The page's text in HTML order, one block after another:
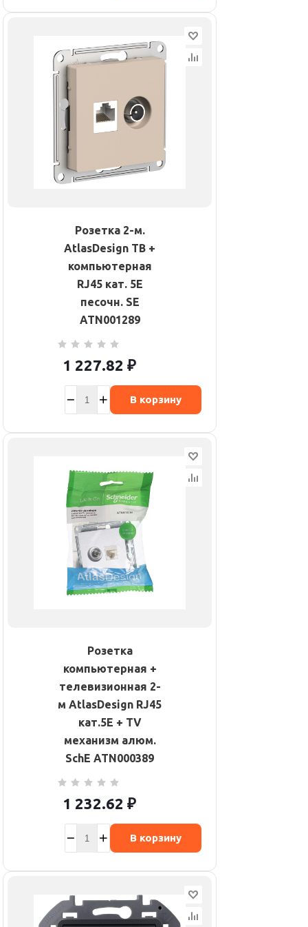
Розетка 2-м.
AtlasDesign ТВ +
компьютерная
RJ45 кат. 5Е
песочн. SE
ATN001289
1 227.82 ₽
В корзину
Розетка
компьютерная +
телевизионная 2-
м AtlasDesign RJ45
кат.5E + TV
механизм алюм.
SchE ATN000389
1 232.62 ₽
В корзину